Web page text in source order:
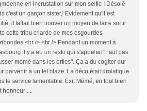
en incrustation sur mon selfie ! Désolé
c'est un garçon sister,! Evidement qu'il est
il fallait bien trouver un moyen de faire sortir
cette tribu criarde de mes esgourdes
/> <br /> Pendant un moment à
il y a eu un resto qui s'appelait "Faut pas
mémé dans les orties". Ça a du cogiter dur
parvenir à un tel blaze. La déco était drolatique
le service lamentable. Exit Mémé, en tout bien
honneur ....